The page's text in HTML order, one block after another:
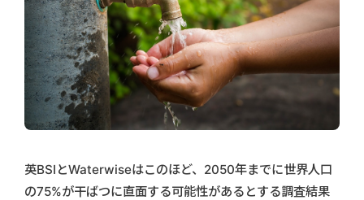
英BSIとWaterwiseはこのほど、2050年までに世界人口
の75%が干ばつに直面する可能性があるとする調査結果